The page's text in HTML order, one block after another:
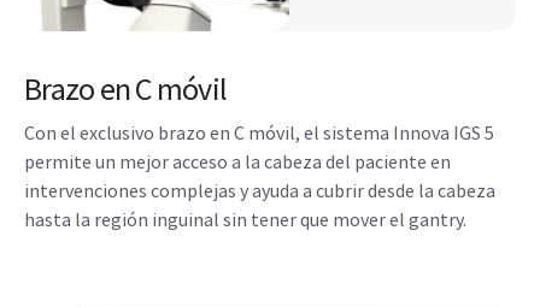
Brazo en C móvil
Con el exclusivo brazo en C móvil, el sistema Innova IGS 5
permite un mejor acceso a la cabeza del paciente en
intervenciones complejas y ayuda a cubrir desde la cabeza
hasta la región inguinal sin tener que mover el gantry.